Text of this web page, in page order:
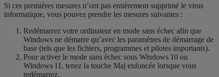
Si ces premières mesures n’ont pas entièrement supprimé le virus
informatique, vous pouvez prendre les mesures suivantes :
Redémarrez votre ordinateur en mode sans échec afin que
Windows ne démarre qu’avec les paramètres de démarrage de
base (tels que les fichiers, programmes et pilotes importants).
Pour activer le mode sans échec sous Windows 10 ou
Windows 11, tenez la touche Maj enfoncée lorsque vous
redémarrez.